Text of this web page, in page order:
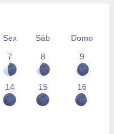
Sex Sáb
Domo
7
8 9
14 15 16